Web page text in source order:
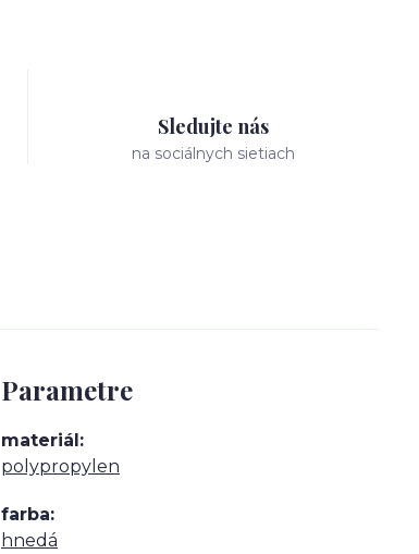
Sledujte nás
na sociálnych sietiach
Parametre
materiál
polypropylen
farba
hnedá